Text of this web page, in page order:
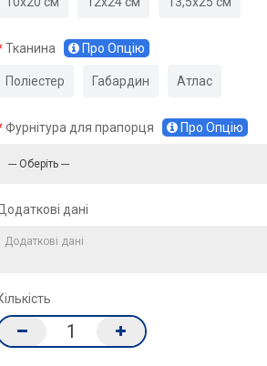
Тканина Про Опцію
Поліестер Габардин Атлас
Фурнітура для прапорця Про Опцію
дані